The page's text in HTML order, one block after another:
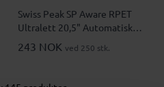
Swiss Peak SP Aware RPET
Ultralett 20,5" Automatisk
Sammenleggbar Paraply
243 NOK ved 250 stk.